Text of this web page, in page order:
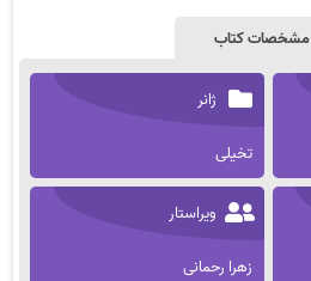
مشخصات کتاب
ژانر
تخیلی
ویراستار
زهرا رحمانی